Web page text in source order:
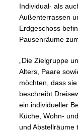
Individual- als
Außenterrassen
Erdgeschoss
Pausenräume
„Die Zielgruppe
Alters, Paare
möchten, dass
beschreibt
ein individueller
Küche, Wohn-
und Abstellräume